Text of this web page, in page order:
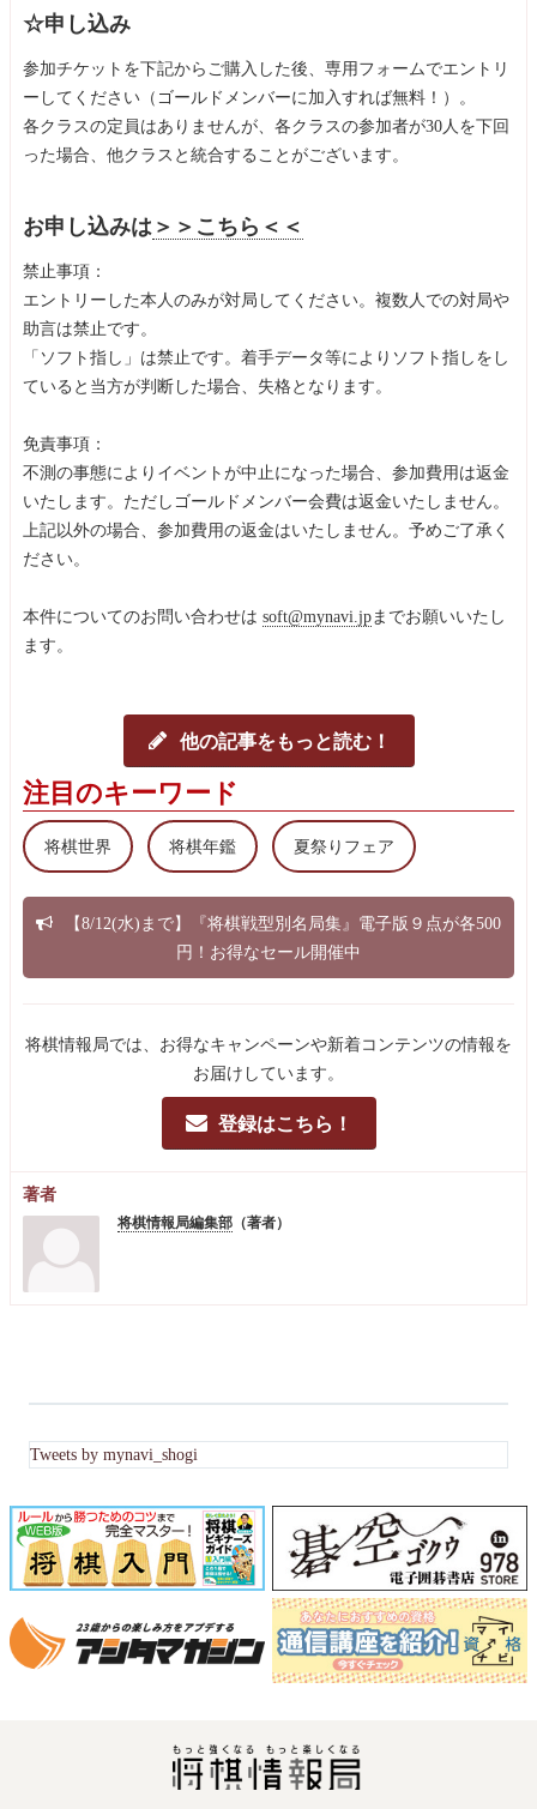
☆申し込み
参加チケットを下記からご購入した後、専用フォームでエントリ
ーしてください（ゴールドメンバーに加入すれば無料！）。
各クラスの定員はありませんが、各クラスの参加者が30人を下回
った場合、他クラスと統合することがございます。
お申し込みは ＞＞こちら＜＜
禁止事項：
エントリーした本人のみが対局してください。複数人での対局や
助言は禁止です。
「ソフト指し」は禁止です。着手データ等によりソフト指しをし
ていると当方が判断した場合、失格となります。
免責事項：
不測の事態によりイベントが中止になった場合、参加費用は返金
いたします。ただしゴールドメンバー会費は返金いたしません。
上記以外の場合、参加費用の返金はいたしません。予めご了承く
ださい。
本件についてのお問い合わせは soft@mynavi.jpまでお願いいたし
ます。
他の記事をもっと読む！
注目のキーワード
将棋世界 将棋年鑑 夏祭りフェア
【8/12(水)まで】『将棋戦型別名局集』電子版９点が各500
円！お得なセール開催中
将棋情報局では、お得なキャンペーンや新着コンテンツの情報を
お届けしています。
登録はこちら！
著者
将棋情報局編集部 （著者）
Tweets by mynavi_shogi